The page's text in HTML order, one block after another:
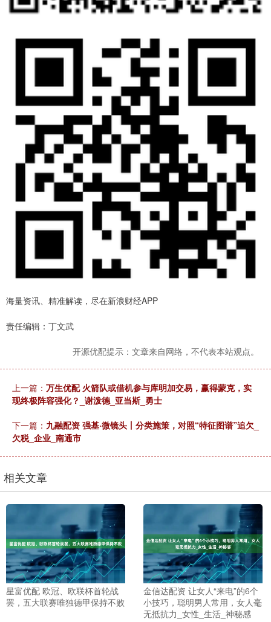
海量资讯、精准解读，尽在新浪财经APP
责任编辑：丁文武
开源优配提示：文章来自网络，不代表本站观点。
上一篇： 万生优配 火箭队或借机参与库明加交易，赢得蒙克，实
现终极阵容强化？_谢泼德_亚当斯_勇士
下一篇： 九融配资 强基·微镜头丨分类施策，对照“特征图谱”追欠_
欠税_企业_南通市
相关文章
星富优配 欧冠、欧联杯首轮战
罢，五大联赛唯独德甲保持不败
金信达配资 让女人“来电”的6个
小技巧，聪明男人常用，女人毫
无抵抗力_女性_生活_神秘感